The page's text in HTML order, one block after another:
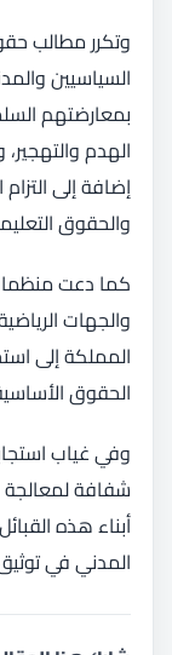
وتكرر مطالب
السياسيين
بمعارضتهم
الهدم
إضافة إلى
والحقوق
كما دعت
والجهات
المملكة إلى
الحقوق
وفي غياب
شفافة لمعالجة
أبناء هذه
المدني في